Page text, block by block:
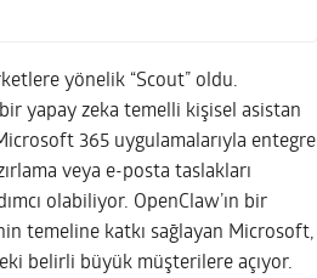
yönelik “Scout” oldu.
bir yapay zeka temelli kişisel asistan
365 uygulamalarıyla entegre
veya e-posta taslakları
olabiliyor. OpenClaw’ın bir
temeline katkı sağlayan Microsoft,
belirli büyük müşterilere açıyor.